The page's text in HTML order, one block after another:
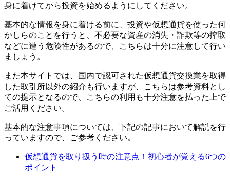
身に着けてから投資を始めるようにしてください。
基本的な情報を身に着ける前に、投資や仮想通貨を使った何
かしらのことを行うと、不必要な資産の消失・詐欺等の搾取
などに遭う危険性があるので、こちらは十分に注意して行い
ましょう。
また本サイトでは、国内で認可された仮想通貨交換業を取得
した取引所以外の紹介も行いますが、こちらは参考資料とし
ての提示となるので、こちらの利用も十分注意を払った上で
ご活用ください。
基本的な注意事項については、下記の記事において解説を行
っていますので、ご参考ください。
仮想通貨を取り扱う時の注意点！初心者が覚える6つの
ポイント